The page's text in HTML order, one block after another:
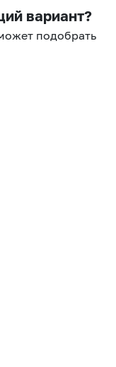
вариант?
подобрать